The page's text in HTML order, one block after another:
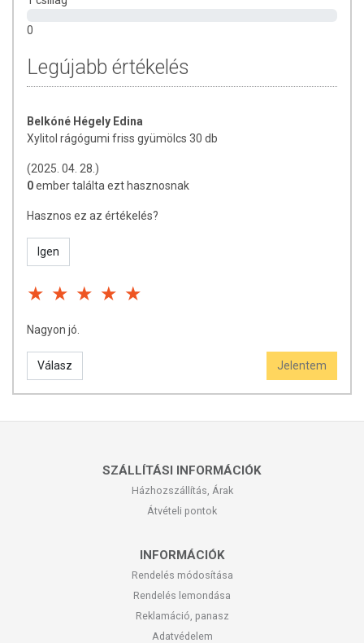
A termék nem helyettesíti a kiegyensúlyozott, vegyes étrendet és
A termék orvosi kezelés helyettesítésére nem alkalmas!
Betegség esetén használatát beszélje meg kezelőorvosával. Az
készítményt, ha az összetevők bármelyikére érzékeny vagy
allergiás! Kisgyermektől elzárva tartandó!
0
Legújabb értékelés
Belkóné Hégely Edina
Xylitol rágógumi friss gyümölcs 30 db
(2025. 04. 28.)
0ember találta ezt hasznosnak
Hasznos ez az értékelés?
Igen
Nagyon jó.
Válasz Jelentem
SZÁLLÍTÁSI INFORMÁCIÓK
Házhozszállítás, Árak
Átvételi pontok
INFORMÁCIÓK
Rendelés módosítása
Rendelés lemondása
Reklamáció, panasz
Adatvédelem